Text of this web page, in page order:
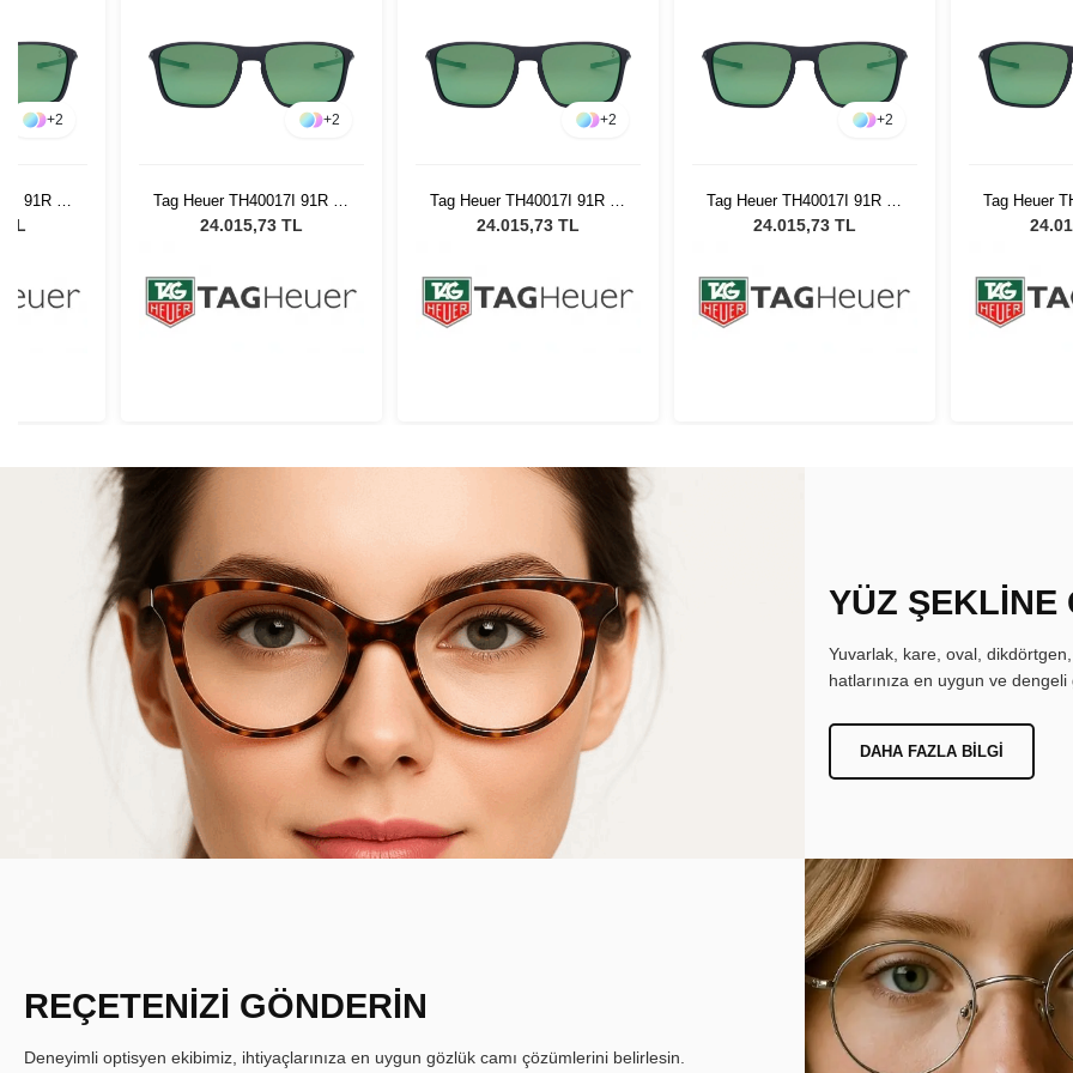
+2
91R 57
TL
+2
Tag Heuer TH40017I 91R 57
Erkek Güneş Gözlüğü
24.015,73 TL
+2
Tag Heuer TH40017I 91R 57
Erkek Güneş Gözlüğü
24.015,73 TL
+2
Tag Heuer TH40017I 91R 57
Erkek Güneş Gözlüğü
24.015,73 TL
Tag Heuer
Erkek
YÜZ ŞEKLİNE
Yuvarlak, kare, oval,
hatlarınıza en uygun ve
DAHA FAZLA BILGI
REÇETENİZİ GÖNDERİN
Deneyimli optisyen ekibimiz, ihtiyaçlarınıza en uygun gözlük camı çözümlerini belirlesin.